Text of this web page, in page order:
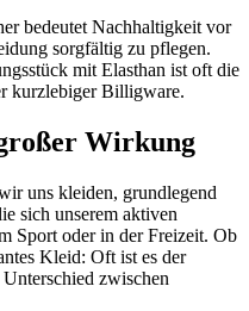
bedeutet Nachhaltigkeit vor
sorgfältig zu pflegen.
mit Elasthan ist oft die
kurzlebiger Billigware.
Wirkung
uns kleiden, grundlegend
sich unserem aktiven
Sport oder in der Freizeit. Ob
Kleid: Oft ist es der
zwischen